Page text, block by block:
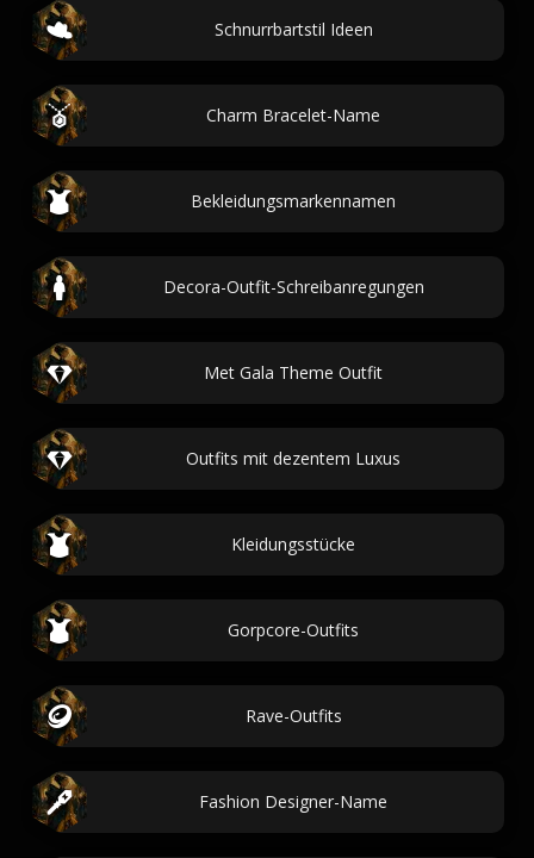
Schnurrbartstil Ideen
Charm Bracelet-Name
Bekleidungsmarkennamen
Decora-Outfit-Schreibanregungen
Met Gala Theme Outfit
Outfits mit dezentem Luxus
Kleidungsstücke
Gorpcore-Outfits
Rave-Outfits
Fashion Designer-Name